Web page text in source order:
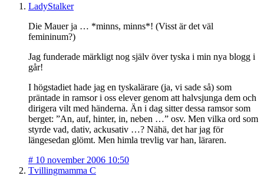
LadyStalker
Die Mauer ja … *minns, minns*! (Visst är det väl
femininum?)
Jag funderade märkligt nog själv över tyska i min nya blogg i
går!
I högstadiet hade jag en tyskalärare (ja, vi sade så) som
präntade in ramsor i oss elever genom att halvsjunga dem och
dirigera vilt med händerna. Än i dag sitter dessa ramsor som
berget: ”An, auf, hinter, in, neben …” osv. Men vilka ord som
styrde vad, dativ, ackusativ …? Nähä, det har jag för
längesedan glömt. Men himla trevlig var han, läraren.
# 10 november 2006 10:50
Tvillingmamma C